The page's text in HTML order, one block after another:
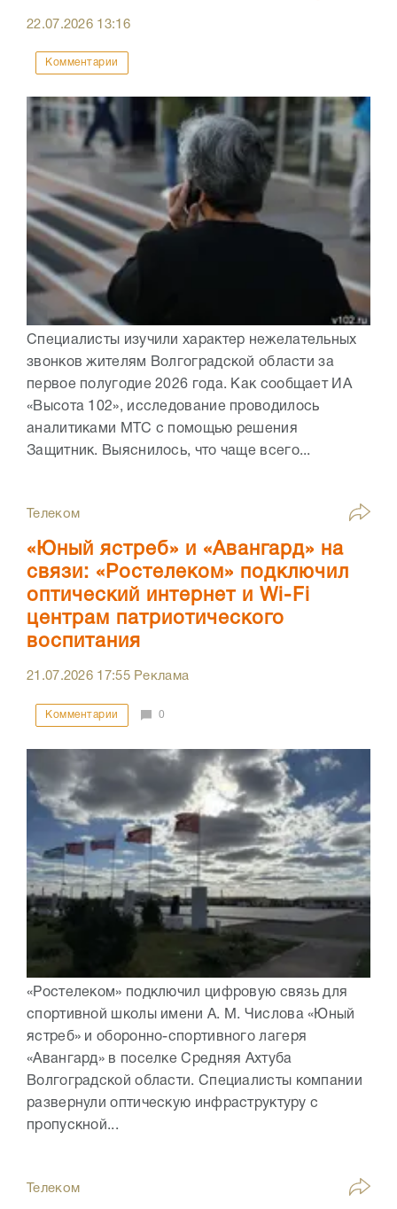
22.07.2026 13:16
Комментарии
Специалисты изучили характер нежелательных
звонков жителям Волгоградской области за
первое полугодие 2026 года. Как сообщает ИА
«Высота 102», исследование проводилось
аналитиками МТС с помощью решения
Защитник. Выяснилось, что чаще всего...
Телеком
«Юный ястреб» и «Авангард» на
связи: «Ростелеком» подключил
оптический интернет и Wi-Fi
центрам патриотического
воспитания
21.07.2026 17:55Реклама
Комментарии 0
«Ростелеком» подключил цифровую связь для
спортивной школы имени А. М. Числова «Юный
ястреб» и оборонно-спортивного лагеря
«Авангард» в поселке Средняя Ахтуба
Волгоградской области. Специалисты компании
развернули оптическую инфраструктуру с
пропускной...
Телеком